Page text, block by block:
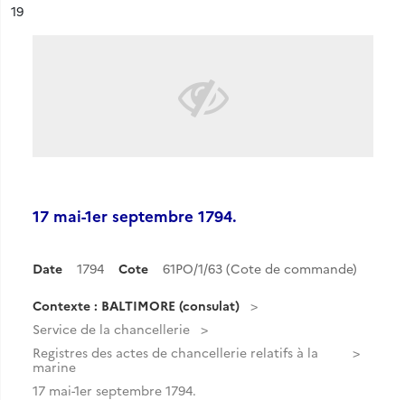
n°
19
17 mai-1er septembre 1794.
Date 1794 Cote 61PO/1/63 (Cote de commande)
Contexte : BALTIMORE (consulat)
Service de la chancellerie
Registres des actes de chancellerie relatifs à la
marine
17 mai-1er septembre 1794.